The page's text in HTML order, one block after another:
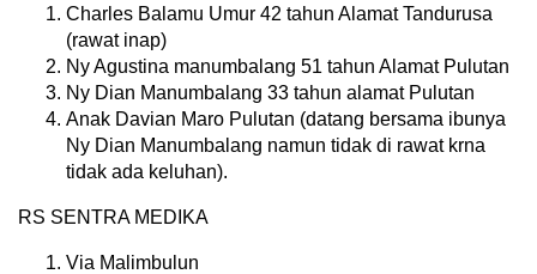
Charles Balamu Umur 42 tahun Alamat Tandurusa
(rawat inap)
Ny Agustina manumbalang 51 tahun Alamat Pulutan
Ny Dian Manumbalang 33 tahun alamat Pulutan
Anak Davian Maro Pulutan (datang bersama ibunya
Ny Dian Manumbalang namun tidak di rawat krna
tidak ada keluhan).
RS SENTRA MEDIKA
Via Malimbulun